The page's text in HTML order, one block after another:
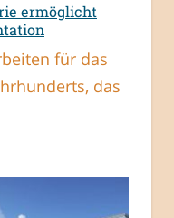
ermöglicht
für das
das